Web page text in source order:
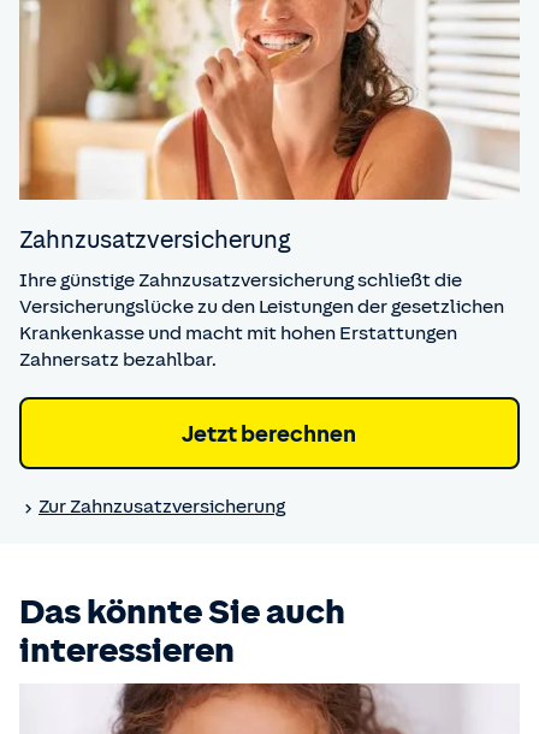
Zahnzusatz­versicherung
Ihre günstige Zahnzusatzversicherung schließt die
Versicherungslücke zu den Leistungen der gesetzlichen
Krankenkasse und macht mit hohen Erstattungen
Zahnersatz bezahlbar.
Jetzt berechnen
Zur Zahnzusatz­versicherung
Das könnte Sie auch
interessieren